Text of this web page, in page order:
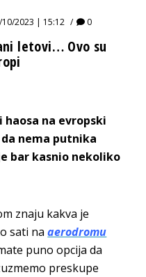
10/2023 | 15:12 0
letovi… Ovo su
na evropski
nema putnika
bar kasnio nekoliko
znaju kakva je
sati naaerodromu
puno opcija da
preskupe